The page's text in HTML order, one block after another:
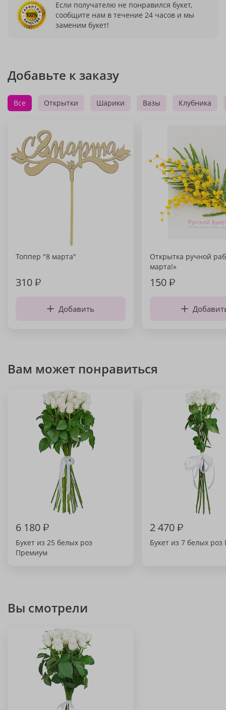
Если получателю не понравился букет,
сообщите нам в течение 24 часов и мы
заменим букет!
Добавьте к заказу
Все Открытки Шарики Вазы Клубника
Топпер "8 марта"
310₽
Добавить
Открытка ручной
марта!»
150₽
Вам может понравиться
6 180₽
Букет из 25 белых роз
Премиум
2 470₽
Букет из 7 белых
Вы смотрели